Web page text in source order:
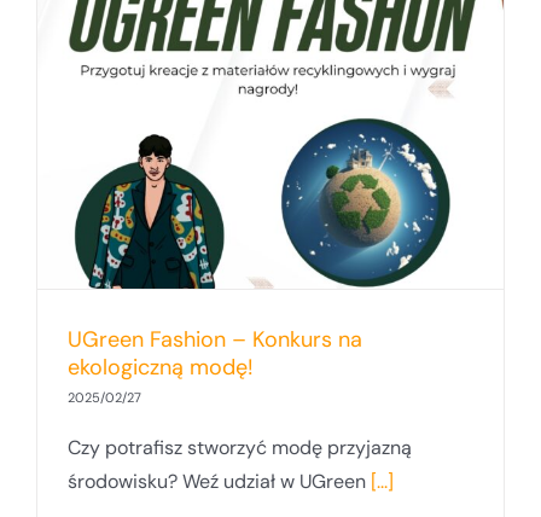
UGreen Fashion – Konkurs na
ekologiczną modę!
2025/02/27
Czy potrafisz stworzyć modę przyjazną
środowisku? Weź udział w UGreen [...]